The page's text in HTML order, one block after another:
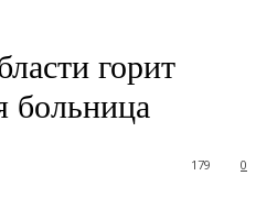
горит
больница
0
179